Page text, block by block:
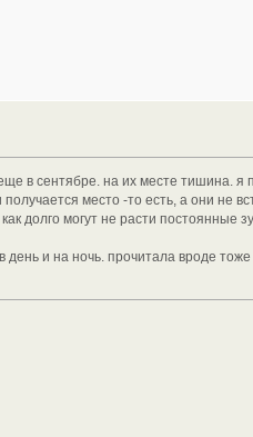
в сентябре. на их месте тишина. я
место -то есть, а они не
долго могут не расти постоянные
и на ночь. прочитала вроде